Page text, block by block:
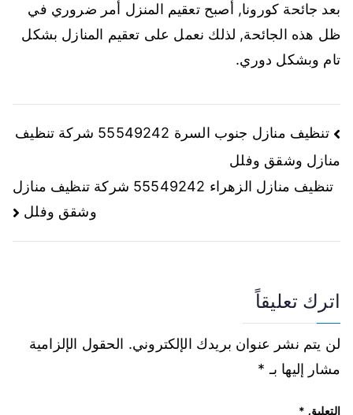
بعد جائحة كورونا, أصبح تعقيم المنزل أمر ضروري في
ظل هذه الجائحة, لذلك نعمل على تعقيم المنازل بشكل
تام وبشكل دوري.
تنظيف منازل جنوب السرة 55549242 شركة تنظيف
منازل وشقق وفلل
تنظيف منازل الزهراء 55549242 شركة تنظيف منازل
وشقق وفلل
اترك تعليقاً
لن يتم نشر عنوان بريدك الإلكتروني. الحقول الإلزامية
مشار إليها بـ *
التعليق *